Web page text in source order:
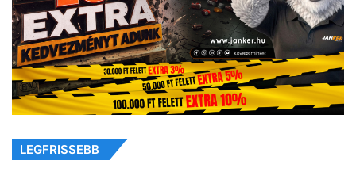
LEGFRISSEBB